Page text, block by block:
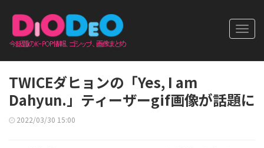
TWICEダヒョンの「Yes, I am
Dahyun.」ティーザーgif画像が話題に
2022/03/30 15:00